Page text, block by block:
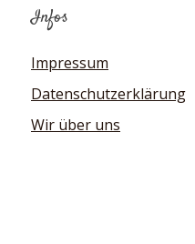
Infos
Impressum
Datenschutzerklärung
Wir über uns